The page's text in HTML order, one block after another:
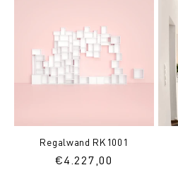
Regalwand RK1001
Normaler
€4.227,00